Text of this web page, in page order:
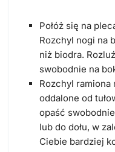
Połóż się na
Rozchyl nogi na
niż biodra.
swobodnie na
Rozchyl ramiona
oddalone od
opaść
lub do dołu, w
Ciebie bardziej